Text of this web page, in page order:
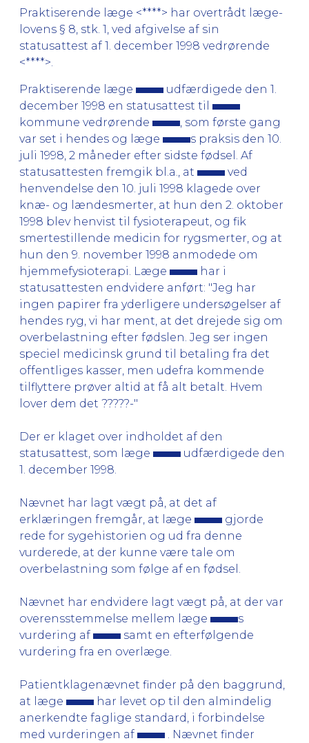
Praktiserende læge <****> har overtrådt læge-
lovens § 8, stk. 1, ved afgivelse af sin
statusattest af 1. december 1998 vedrørende
<****>.
Praktiserende læge
udfærdigede den 1.
december 1998 en statusattest til
kommune vedrørende
, som første gang
var set i hendes og læge
s praksis den 10.
juli 1998, 2 måneder efter sidste fødsel. Af
statusattesten fremgik bl.a., at
ved
henvendelse den 10. juli 1998 klagede over
knæ- og lændesmerter, at hun den 2. oktober
1998 blev henvist til fysioterapeut, og fik
smertestillende medicin for rygsmerter, og at
hun den 9. november 1998 anmodede om
hjemmefysioterapi. Læge
har i
statusattesten endvidere anført: "Jeg har
ingen papirer fra yderligere undersøgelser af
hendes ryg, vi har ment, at det drejede sig om
overbelastning efter fødslen. Jeg ser ingen
speciel medicinsk grund til betaling fra det
offentliges kasser, men udefra kommende
tilflyttere prøver altid at få alt betalt. Hvem
lover dem det ?????-"
Der er klaget over indholdet af den
statusattest, som læge
udfærdigede den
1. december 1998.
Nævnet har lagt vægt på, at det af
erklæringen fremgår, at læge
gjorde
rede for sygehistorien og ud fra denne
vurderede, at der kunne være tale om
overbelastning som følge af en fødsel.
Nævnet har endvidere lagt vægt på, at der var
overensstemmelse mellem læge
s
vurdering af
samt en efterfølgende
vurdering fra en overlæge.
Patientklagenævnet finder på den baggrund,
at læge
har levet op til den almindelig
anerkendte faglige standard, i forbindelse
med vurderingen af
. Nævnet finder